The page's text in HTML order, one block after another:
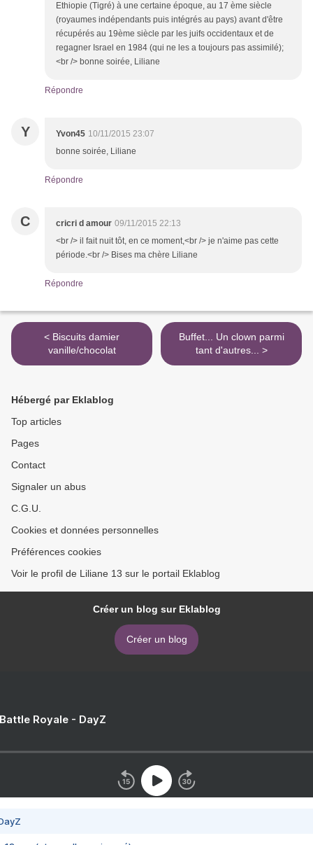
Ethiopie (Tigré) à une certaine époque, au 17 ème siècle
(royaumes indépendants puis intégrés au pays) avant d'être
récupérés au 19ème siècle par les juifs occidentaux et de
regagner Israel en 1984 (qui ne les a toujours pas assimilé);
<br /> bonne soirée, Liliane
Répondre
Y Yvon45 10/11/2015 23:07
bonne soirée, Liliane
Répondre
C cricri d amour 09/11/2015 22:13
<br /> il fait nuit tôt, en ce moment,<br /> je n'aime pas cette
période.<br /> Bises ma chère Liliane
Répondre
< Biscuits damier
vanille/chocolat
Buffet... Un clown parmi
tant d'autres... >
Hébergé par Eklablog
Top articles
Pages
Contact
Signaler un abus
C.G.U.
Cookies et données personnelles
Préférences cookies
Voir le profil de Liliane 13 sur le portail Eklablog
Créer un blog sur Eklablog
Créer un blog
Royale - DayZ